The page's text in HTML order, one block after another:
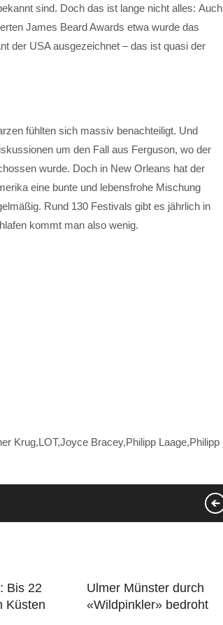
sind. Doch das ist lange nicht alles: Auch
James Beard Awards etwa wurde das
der USA ausgezeichnet – das ist quasi der
fühlten sich massiv benachteiligt. Und
um den Fall aus Ferguson, wo der
wurde. Doch in New Orleans hat der
eine bunte und lebensfrohe Mischung
Rund 130 Festivals gibt es jährlich in
kommt man also wenig.
Krug,LOT,Joyce Bracey,Philipp Laage,Philipp
Bis 22
Küsten
Ulmer Münster durch
«Wildpinkler» bedroht